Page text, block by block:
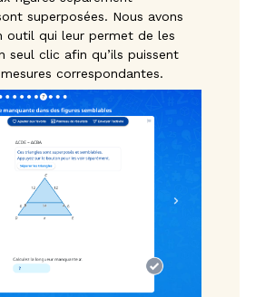
superposées. Nous avons
outil qui leur permet de les
seul clic afin qu’ils puissent
correspondantes.